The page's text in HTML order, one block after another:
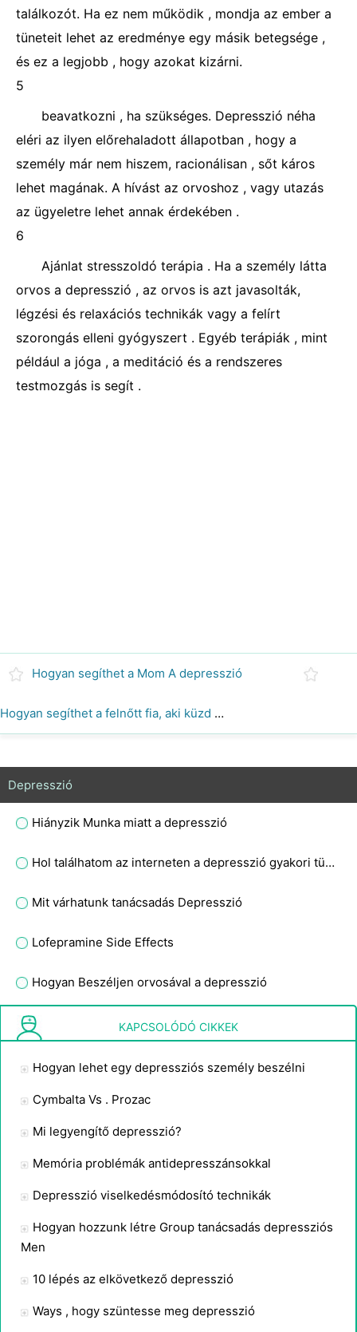
találkozót. Ha ez nem működik , mondja az ember a
tüneteit lehet az eredménye egy másik betegsége ,
és ez a legjobb , hogy azokat kizárni.
5
beavatkozni , ha szükséges. Depresszió néha
eléri az ilyen előrehaladott állapotban , hogy a
személy már nem hiszem, racionálisan , sőt káros
lehet magának. A hívást az orvoshoz , vagy utazás
az ügyeletre lehet annak érdekében .
6
Ajánlat stresszoldó terápia . Ha a személy látta
orvos a depresszió , az orvos is azt javasolták,
légzési és relaxációs technikák vagy a felírt
szorongás elleni gyógyszert . Egyéb terápiák , mint
például a jóga , a meditáció és a rendszeres
testmozgás is segít .
Hogyan segíthet a Mom A depresszió
Hogyan segíthet a felnőtt fia, aki küzd Depresszió
Depresszió
Hiányzik Munka miatt a depresszió
Hol találhatom az interneten a depresszió gyakori tüneteinek listáját?
Mit várhatunk tanácsadás Depresszió
Lofepramine Side Effects
Hogyan Beszéljen orvosával a depresszió
Mik a Seven Signs gyászoló ?
KAPCSOLÓDÓ CIKKEK
Hogyan lehet egy depressziós személy beszélni
Cymbalta Vs . Prozac
Mi legyengítő depresszió?
Memória problémák antidepresszánsokkal
Depresszió viselkedésmódosító technikák
Hogyan hozzunk létre Group tanácsadás depressziós
Men
10 lépés az elkövetkező depresszió
Ways , hogy szüntesse meg depresszió